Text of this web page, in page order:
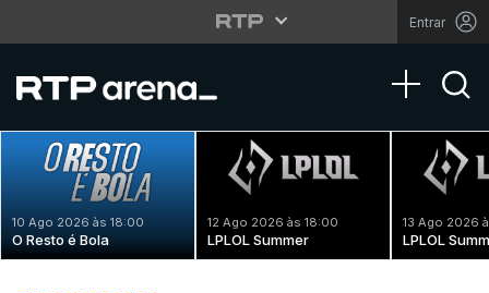
Entrar
Toggle
10 Ago 2026 às 18:00
O Resto é Bola
12 Ago 2026 às 18:00
LPLOL Summer
13 Ago 2026
LPLOL